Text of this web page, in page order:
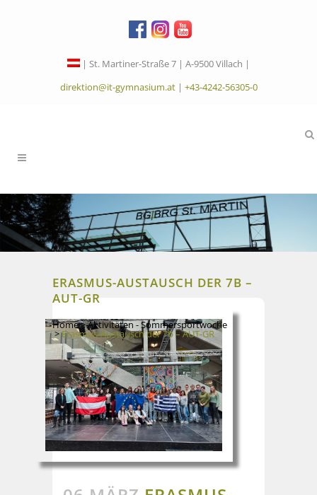
| St. Martiner-Straße 7 | A-9500 Villach |
direktion@it-gymnasium.at| +43-4242-56305-0
ERASMUS-AUSTAUSCH DER 7B –
AUT-GR
Home>Aktivitäten - Sommersportwoche
>Erasmus-Austausch der 7b – AUT-GR